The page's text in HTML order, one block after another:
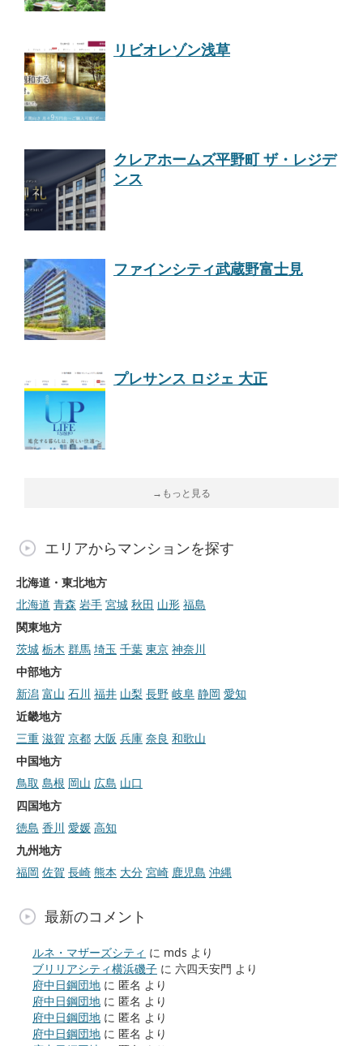
リビオレゾン浅草
クレアホームズ平野町 ザ・レジデ
ンス
ファインシティ武蔵野富士見
プレサンス ロジェ 大正
→もっと見る
エリアからマンションを探す
北海道・東北地方
北海道 青森 岩手 宮城 秋田 山形 福島
関東地方
茨城 栃木 群馬 埼玉 千葉 東京 神奈川
中部地方
新潟 富山 石川 福井 山梨 長野 岐阜 静岡 愛知
近畿地方
三重 滋賀 京都 大阪 兵庫 奈良 和歌山
中国地方
鳥取 島根 岡山 広島 山口
四国地方
徳島 香川 愛媛 高知
九州地方
福岡 佐賀 長崎 熊本 大分 宮崎 鹿児島 沖縄
最新のコメント
ルネ・マザーズシティ に mds より
ブリリアシティ横浜磯子 に 六四天安門 より
府中日鋼団地 に 匿名 より
府中日鋼団地 に 匿名 より
府中日鋼団地 に 匿名 より
府中日鋼団地 に 匿名 より